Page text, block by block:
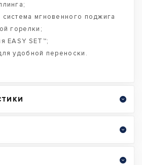
система мгновенного поджига
горелки;
EASY SET™;
удобной переноски.